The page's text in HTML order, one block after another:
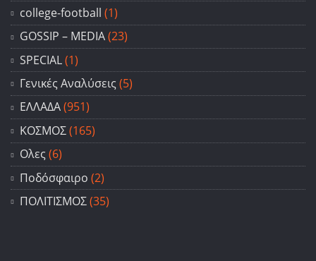
college-football (1)
GOSSIP – ΜΕDIA(23)
SPECIAL(1)
Γενικές Αναλύσεις (5)
ΕΛΛΑΔΑ(951)
ΚΟΣΜΟΣ(165)
Ολες (6)
Ποδόσφαιρο (2)
ΠΟΛΙΤΙΣΜΟΣ(35)